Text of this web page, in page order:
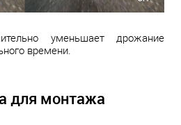
уменьшает дрожание
времени.
для монтажа